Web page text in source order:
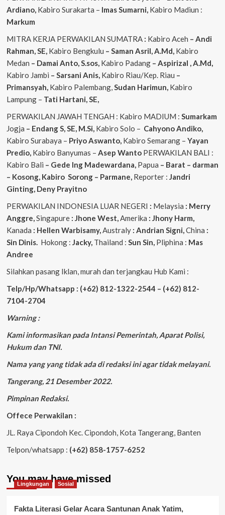
Ardiano, Kabiro Surakarta – ImasSumarni, Kabiro Madiun :
Markum
MITRA KERJA PERWAKILAN SUMATRA : Kabiro Aceh – Andi
Rahman, SE, Kabiro Bengkulu – Saman Asril, A.Md, Kabiro
Medan – Damai Anto, S.sos, Kabiro Padang– Aspirizal , A.Md,
Kabiro Jambi – Sarsani Anis, Kabiro Riau/Kep. Riau –
Primansyah, Kabiro Palembang,Sudan Harimun, Kabiro
Lampung – Tati Hartani, SE,
PERWAKILAN JAWAH TENGAH : Kabiro MADIUM : Sumarkam
Jogja – Endang S, SE, M.Si, Kabiro Solo – CahyonoAndiko,
Kabiro Surabaya – PriyoAswanto, Kabiro Semarang – Yayan
Predio, Kabiro Banyumas – Asep WantoPERWAKILAN BALI :
Kabiro Bali – Gede Ing Madewardana, Papua – Barat – darman
– Kosong, Kabiro Sorong – Parmane, Reporter : Jandri
Ginting, Deny Prayitno
PERWAKILAN INDONESIA LUAR NEGERI : Melaysia : Merry
Anggre,Singapure: Jhone West,Amerika : Jhony Harm,
Kanada : Hellen Warbisamy,Australy : Andrian Signi,China :
Sin Dinis. Hokong : Jacky, Thailand : Sun Sin, Pliphina : Mas
Andree
Silahkan pasang Iklan, murah dan terjangkau Hub Kami :
Telp/Hp/Whatsapp : (+62) 812-1322-2544 – (+62) 812-
7104-2704
Warning :
Kami informasikan pada Intansi Pemerintah, Aparat Polisi,
Hukum dan TNI.
Nama yang yang tidak ada di redaksi ini agar tidak melayani.
Tangerang, 21 Desember 2022.
Pimpinan Redaksi.
Offece Perwakilan :
JL. Raya Cipondoh Kec. Cipondoh, Kota Tangerang, Banten
Telpon/whatsapp : (+62) 858-1757-6252
You may have missed
Lingkungan Sosial
Fakta Literasi Gelar Acara Santunan Anak Yatim,